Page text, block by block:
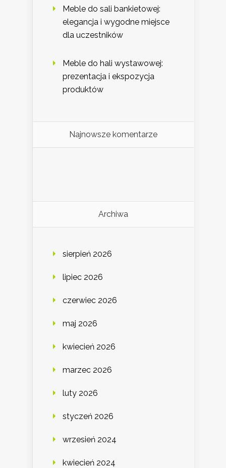
Meble do sali bankietowej:
elegancja i wygodne miejsce
dla uczestników
Meble do hali wystawowej:
prezentacja i ekspozycja
produktów
Najnowsze komentarze
Archiwa
sierpień 2026
lipiec 2026
czerwiec 2026
maj 2026
kwiecień 2026
marzec 2026
luty 2026
styczeń 2026
wrzesień 2024
kwiecień 2024